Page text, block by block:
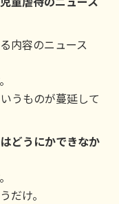
内容のニュース
うものが蔓延して
はどうにかできなか
だけ。